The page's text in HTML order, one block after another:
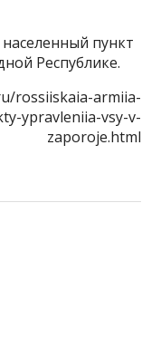
пункт
Республике.
rossiiskaia-armiia-
ypravleniia-vsy-v-
zaporoje.html